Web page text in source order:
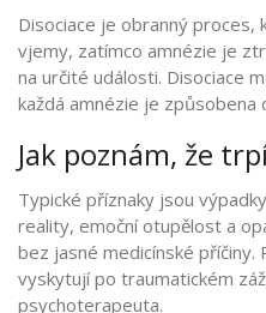
Disociace je obranný
vjemy, zatímco amnézie je
na určité události. Disociace
každá amnézie je způsobena
Jak poznám, že
Typické příznaky jsou
reality, emoční otupělost a
bez jasné medicínské
vyskytují po traumatickém
psychoterapeuta.